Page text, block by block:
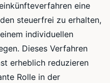
eine
steuerfrei zu erhalten,
individuellen
Dieses Verfahren
erheblich reduzieren
Rolle in der